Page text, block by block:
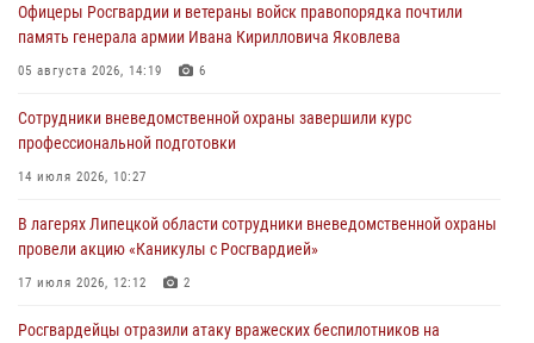
Росгвардия обеспечила безопасность граждан на праздновании
Дня ВДВ в Липецке
03 августа 2026, 13:43
Росгвардейцы обеспечили безопасность граждан в День Лев-
Толстовского района
03 августа 2026, 13:41
Росгвардия противодействует БПЛА ВСУ на южном направлении
(видео)
03 августа 2026, 13:39
Офицеры Росгвардии и ветераны войск правопорядка почтили
память генерала армии Ивана Кирилловича Яковлева
05 августа 2026, 14:19 6
Сотрудники вневедомственной охраны завершили курс
профессиональной подготовки
14 июля 2026, 10:27
В лагерях Липецкой области сотрудники вневедомственной охраны
провели акцию «Каникулы с Росгвардией»
17 июля 2026, 12:12 2
Росгвардейцы отразили атаку вражеских беспилотников на